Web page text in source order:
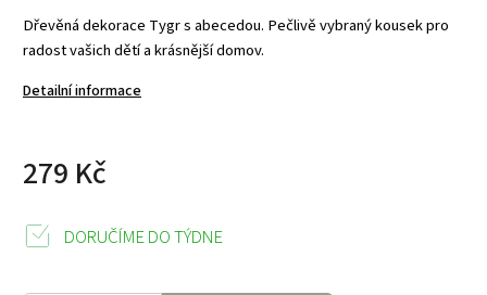
Dřevěná dekorace Tygr s abecedou. Pečlivě vybraný kousek pro
radost vašich dětí a krásnější domov.
Detailní informace
279 Kč
DORUČÍME DO TÝDNE